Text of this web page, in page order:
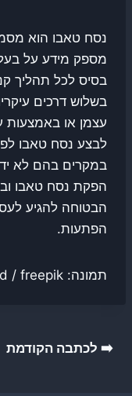
נסח טאבו הוא
מספק מידע על
בסיס לכל תהליך
בשלוש דרכים
עצמן או באמצעות
לבצע נסח טאבו
במקרים בהם לא
הפקת נסח טאבו
הבטוחה להגיע
הפתעות.
תמונה: olanod / freepik
ניווט
➡️ לכתבה הקודמת